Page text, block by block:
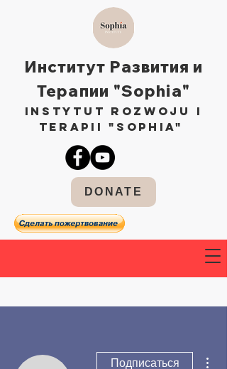
Институт Развития и
Терапии "Sophia"
Instytut Rozwoju i
Terapii "Sophia"
DONATE
Подписаться